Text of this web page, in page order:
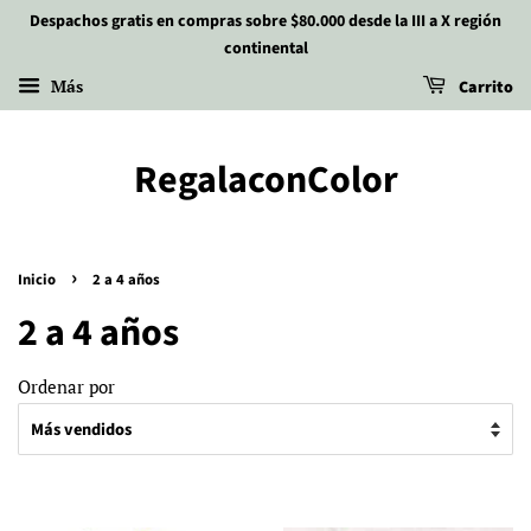
Despachos gratis en compras sobre $80.000 desde la III a X región
continental
Más Carrito
RegalaconColor
Inicio › 2 a 4 años
2 a 4 años
Ordenar por